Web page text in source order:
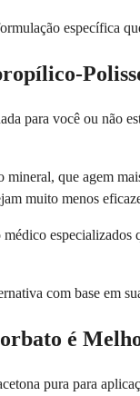
específica
para você ou não
que agem
muito menos
com base em
é
pura para